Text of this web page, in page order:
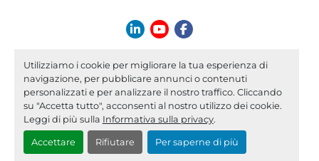
Utilizziamo i cookie per migliorare la tua esperienza di
navigazione, per pubblicare annunci o contenuti
personalizzati e per analizzare il nostro traffico. Cliccando
su "Accetta tutto", acconsenti al nostro utilizzo dei cookie.
Leggi di più sulla Informativa sulla privacy.
Accettare Rifiutare Per saperne di più
linkedinyoutubefacebook
info@01machinery.com
Machinio Systemsito web diMachinio
Personalizza le preferenze sui Cookies